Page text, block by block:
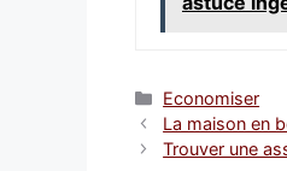
Catégories
Economiser
La maison en
Trouver une